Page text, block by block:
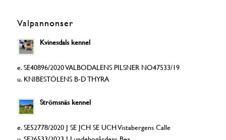
Valpannonser
Kvinesdals kennel
e. SE40896/2020 VALBODALENS PILSNER NO47533/19
u. KNIBESTÖLENS B-D THYRA
Strömsnäs kennel
e. SE52778/2020 J SE JCH SE UCH Vistabergens Calle